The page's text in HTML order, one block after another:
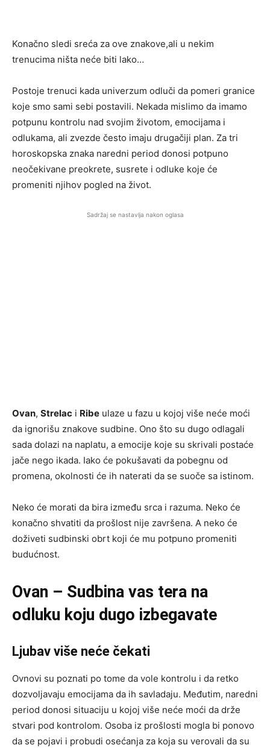
Konačno sledi sreća za ove znakove,ali u nekim
trenucima ništa neće biti lako…
Postoje trenuci kada univerzum odluči da pomeri granice
koje smo sami sebi postavili. Nekada mislimo da imamo
potpunu kontrolu nad svojim životom, emocijama i
odlukama, ali zvezde često imaju drugačiji plan. Za tri
horoskopska znaka naredni period donosi potpuno
neočekivane preokrete, susrete i odluke koje će
promeniti njihov pogled na život.
Sadržaj se nastavlja nakon oglasa
Ovan, Strelac i Ribe ulaze u fazu u kojoj više neće moći
da ignorišu znakove sudbine. Ono što su dugo odlagali
sada dolazi na naplatu, a emocije koje su skrivali postaće
jače nego ikada. Iako će pokušavati da pobegnu od
promena, okolnosti će ih naterati da se suoče sa istinom.
Neko će morati da bira između srca i razuma. Neko će
konačno shvatiti da prošlost nije završena. A neko će
doživeti sudbinski obrt koji će mu potpuno promeniti
budućnost.
Ovan – Sudbina vas tera na
odluku koju dugo izbegavate
Ljubav više neće čekati
Ovnovi su poznati po tome da vole kontrolu i da retko
dozvoljavaju emocijama da ih savladaju. Međutim, naredni
period donosi situaciju u kojoj više neće moći da drže
stvari pod kontrolom. Osoba iz prošlosti mogla bi ponovo
da se pojavi i probudi osećanja za koja su verovali da su